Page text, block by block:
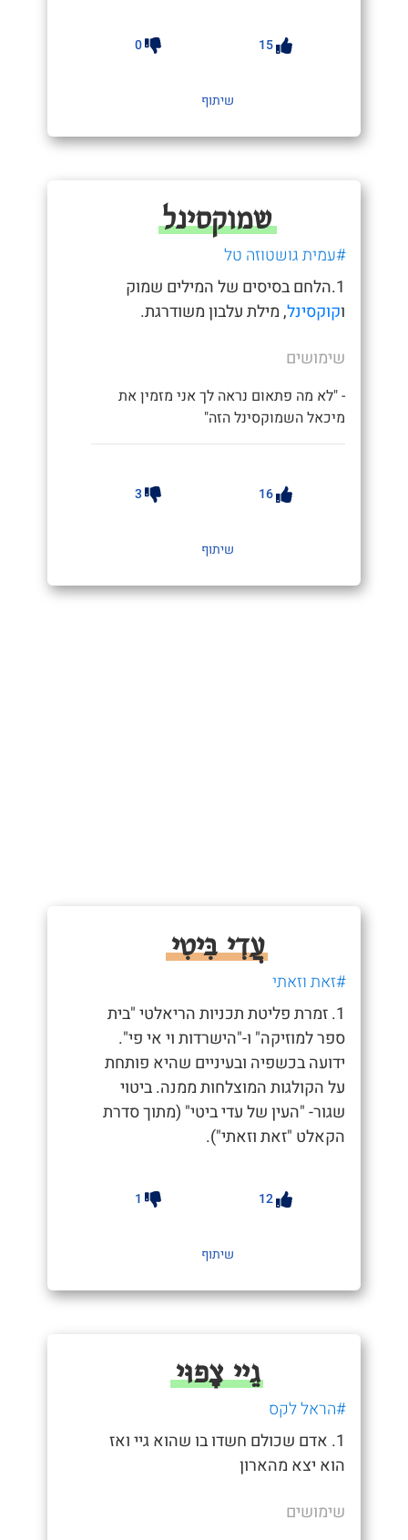
15
0
שיתוף
שמוקסינל
#עמית גושטוזה טל
1.הלחם בסיסים של המילים שמוק
וקוקסינל, מילת עלבון משודרגת.
שימושים
- "לא מה פתאום נראה לך אני מזמין את
מיכאל השמוקסינל הזה"
16
3
שיתוף
עֲדִי בִּיטִי
#זאת וזאתי
1. זמרת פליטת תכניות הריאלטי "בית
ספר למוזיקה" ו-"הישרדות וי אי פי".
ידועה בכשפיה ובעיניים שהיא פותחת
על הקולגות המוצלחות ממנה. ביטוי
שגור- "העין של עדי ביטי" (מתוך סדרת
הקאלט "זאת וזאתי").
12
1
שיתוף
גֵיי צָפוּי
#הראל לקס
1. אדם שכולם חשדו בו שהוא גיי ואז
הוא יצא מהארון
שימושים